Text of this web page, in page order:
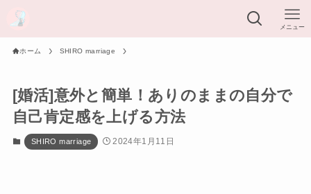
メニュー
ホーム SHIRO marriage
[婚活]意外と簡単！ありのままの自分で
自己肯定感を上げる方法
SHIRO marriage 2024年1月11日